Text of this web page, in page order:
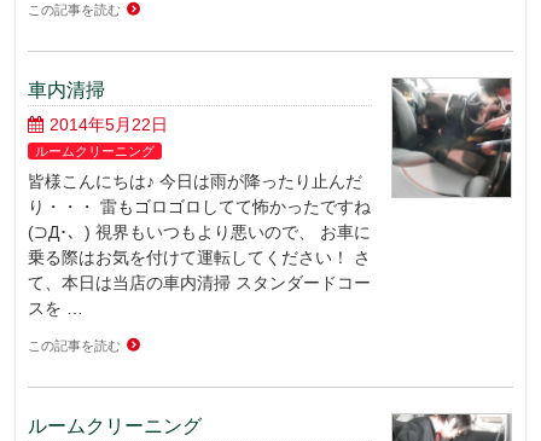
この記事を読む
車内清掃
2014年5月22日
ルームクリーニング
皆様こんにちは♪ 今日は雨が降ったり止んだ
り・・・ 雷もゴロゴロしてて怖かったですね
(⊃Д･、) 視界もいつもより悪いので、 お車に
乗る際はお気を付けて運転してください！ さ
て、本日は当店の車内清掃 スタンダードコー
スを …
この記事を読む
ルームクリーニング